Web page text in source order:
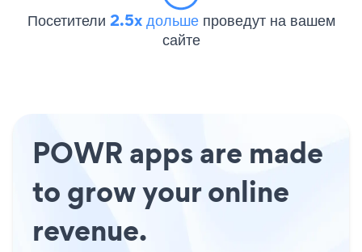
Посетители 2.5x дольше проведут на вашем
сайте
POWR apps are made
to grow your online
revenue.